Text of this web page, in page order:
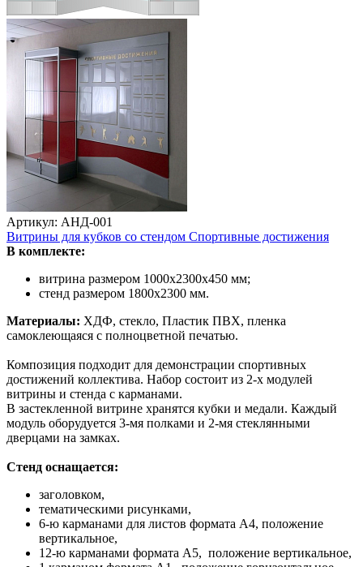
Артикул: АНД-001
Витрины для кубков со стендом Спортивные достижения
В комплекте:
витрина размером 1000х2300х450 мм;
стенд размером 1800х2300 мм.
Материалы: ХДФ, стекло, Пластик ПВХ, пленка
самоклеющаяся с полноцветной печатью.
Композиция подходит для демонстрации спортивных
достижений коллектива. Набор состоит из 2-х модулей
витрины и стенда с карманами.
В застекленной витрине хранятся кубки и медали. Каждый
модуль оборудуется 3-мя полками и 2-мя стеклянными
дверцами на замках.
Стенд оснащается:
заголовком,
тематическими рисунками,
6-ю карманами для листов формата А4, положение
вертикальное,
12-ю карманами формата А5, положение вертикальное,